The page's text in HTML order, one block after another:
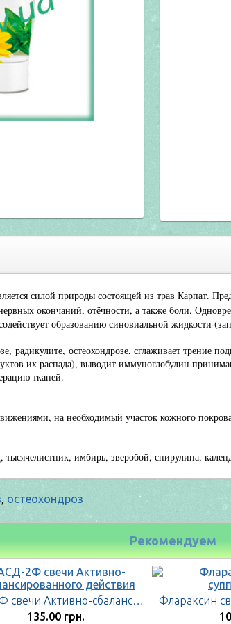
силой природы состоящей из трав Карпат.
окончаний, отёчности, а также боли.
образованию синовиальной жидкости
радикулите, остеохондрозе, сглаживает трение
их распада), выводит иммуноглобулин
тканей.
на необходимый участок кожного
имбирь, зверобой, спирулина,
, остеохондроз
Рекомендуем
АСД-2Ф свечи Активно-сбалансированного действия
135.00 грн.